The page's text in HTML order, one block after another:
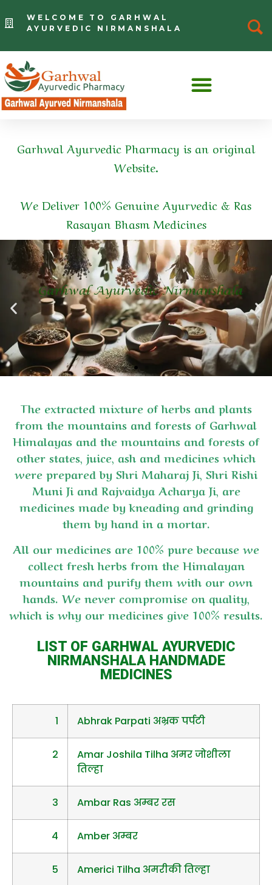
WELCOME TO GARHWAL
AYURVEDIC NIRMANSHALA
Garhwal Ayurvedic Pharmacy is an original
Website.
We Deliver 100% Genuine Ayurvedic & Ras
Rasayan Bhasm Medicines
The extracted mixture of herbs and plants
from the mountains and forests of Garhwal
Himalayas and the mountains and forests of
other states, juice, ash and medicines which
were prepared by Shri Maharaj Ji, Shri Rishi
Muni Ji and Rajvaidya Acharya Ji, are
medicines made by kneading and grinding
them by hand in a mortar.
All our medicines are 100% pure because we
collect fresh herbs from the Himalayan
mountains and purify them with our own
hands. We never compromise on quality,
which is why our medicines give 100% results.
LIST OF GARHWAL AYURVEDIC
NIRMANSHALA HANDMADE
MEDICINES
1 Abhrak Parpati अभ्रक पर्पटी
2
Amar Joshila Tilha अमर जोशीला
तिल्हा
3 Ambar Ras अम्बर रस
4 Amber अम्बर
5 Americi Tilha अमरीकी तिल्हा